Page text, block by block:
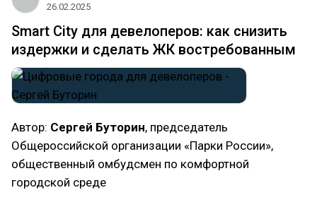
26.02.2025
Smart City для девелоперов: как снизить
издержки и сделать ЖК востребованным
Автор: Сергей Буторин, председатель
Общероссийской организации «Парки России»,
общественный омбудсмен по комфортной
городской среде